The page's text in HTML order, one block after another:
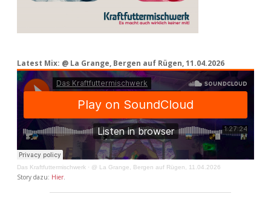
Latest Mix: @ La Grange, Bergen auf Rügen, 11.04.2026
Das Kraftfuttermischwerk · @ La Grange, Bergen auf Rügen, 11.04.2026
Story dazu: Hier.